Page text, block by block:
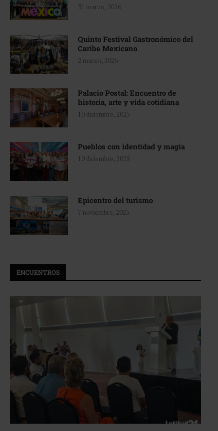
31 marzo, 2026
Quinto Festival Gastronómico del
Caribe Mexicano
2 marzo, 2026
Palacio Postal: Encuentro de
historia, arte y vida cotidiana
10 diciembre, 2025
Pueblos con identidad y magia
10 diciembre, 2025
Epicentro del turismo
7 noviembre, 2025
ENCUENTROS